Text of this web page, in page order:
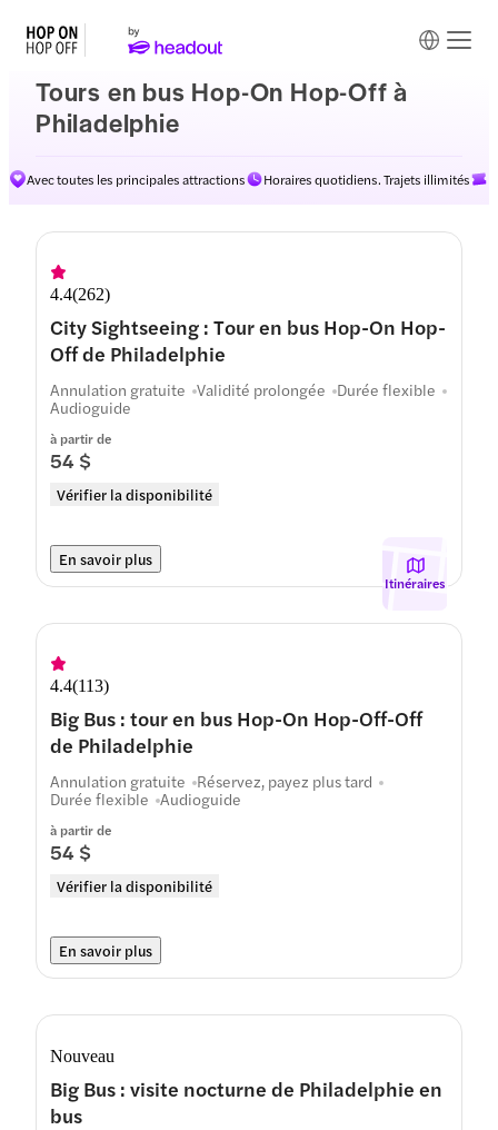
Tours en bus Hop-On Hop-Off à
Philadelphie
Avec toutes les principales attractions Horaires quotidiens. Trajets illimités
Itinéraires
4.4(262)
City Sightseeing : Tour en bus Hop-On Hop-
Off de Philadelphie
à partir de
54 $
Vérifier la disponibilité
Annulation gratuite Validité prolongée Durée flexible
Audioguide
En savoir plus
Itinéraires
4.4(113)
Big Bus : tour en bus Hop-On Hop-Off-Off
de Philadelphie
à partir de
54 $
Vérifier la disponibilité
Annulation gratuite Réservez, payez plus tard
Durée flexible Audioguide
En savoir plus
Nouveau
Big Bus : visite nocturne de Philadelphie en
bus